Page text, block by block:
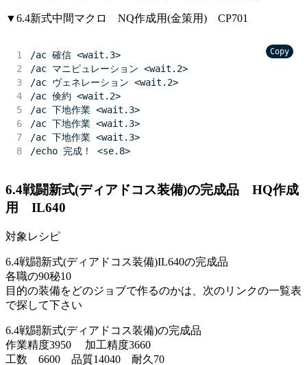
▼6.4新式中間マクロ NQ作成用(金策用) CP701
Copy
/ac 確信 <wait.3>
/ac マニピュレーション <wait.2>
/ac ヴェネレーション <wait.2>
/ac 倹約 <wait.2>
/ac 下地作業 <wait.3>
/ac 下地作業 <wait.3>
/ac 下地作業 <wait.3>
/echo 完成！ <se.8>
6.4戦闘新式(ディアドコス装備)の完成品 HQ作成
用 IL640
対象レシピ
6.4戦闘新式(ディアドコス装備)IL640の完成品
各職の90秘10
目的の装備をどのジョブで作るのかは、次のリンクの一覧表
で探して下さい
6.4戦闘新式(ディアドコス装備)の完成品
作業精度3950 加工精度3660
工数 6600 品質14040 耐久70